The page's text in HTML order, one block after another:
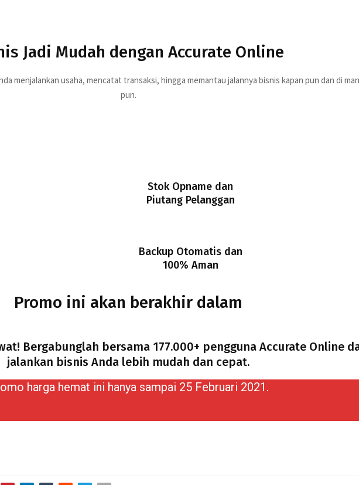
Jadi Mudah dengan Accurate Online
menjalankan usaha, mencatat transaksi, hingga memantau jalannya bisnis kapan pun dan di
pun.
Stok Opname dan
Piutang Pelanggan
Backup Otomatis dan
100% Aman
Promo ini akan berakhir dalam
Bergabunglah bersama 177.000+ pengguna Accurate Online
jalankan bisnis Anda lebih mudah dan cepat.
harga hemat ini hanya sampai 25 Februari 2021.